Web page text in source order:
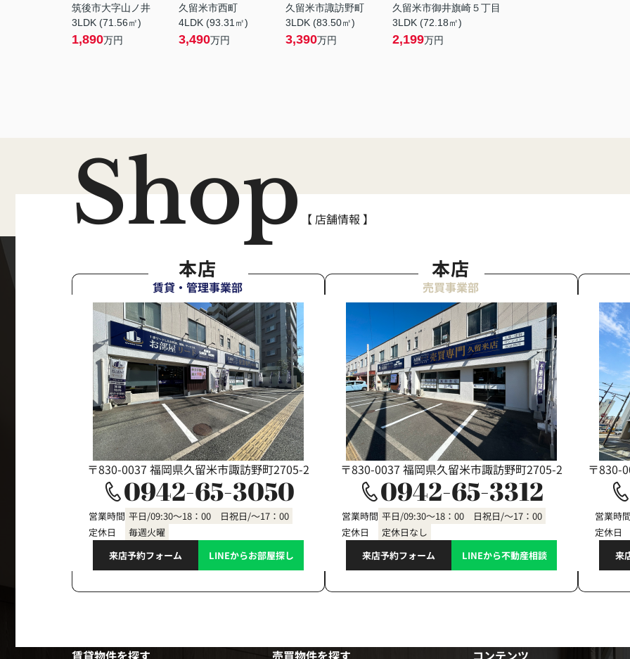
筑後市大字山ノ井
3LDK (71.56㎡)
1,890万円
久留米市西町
4LDK (93.31㎡)
3,490万円
久留米市諏訪野町
3LDK (83.50㎡)
3,390万円
久留米市御井旗崎５丁目
3LDK (72.18㎡)
2,199万円
Shop 【 店舗情報 】
本店
賃貸・管理事業部
〒830-0037 福岡県久留米市諏訪野町2705-2
0942-65-3050
営業時間 平日/09:30～18：00 日祝日/～17：00
定休日
毎週火曜
来店予約フォーム
LINEからお部屋探し
本店
売買事業部
〒830-0037 福岡県久留米市諏訪野町2705-2
0942-65-3312
営業時間 平日/09:30～18：00 日祝日/～17：00
定休日
定休日なし
来店予約フォーム
LINEから不動産相談
〒830-
営業時
定休日
来
賃貸物件を探す 売買物件を探す コンテンツ